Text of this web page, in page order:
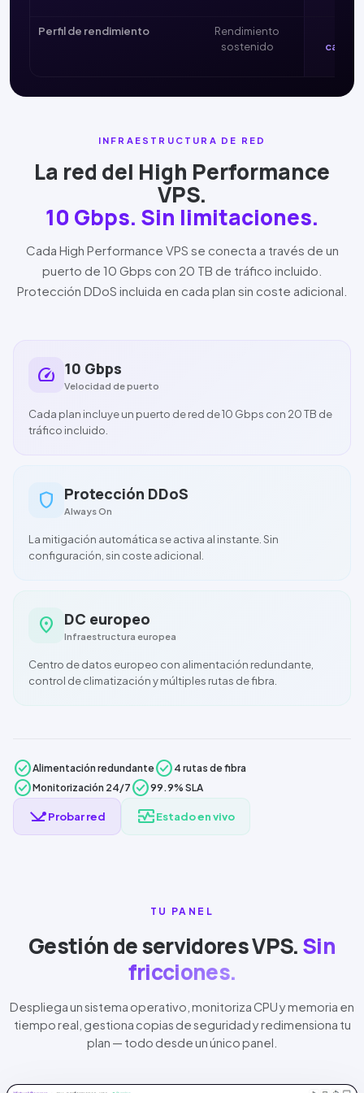
Perfil de rendimiento
Rendimiento
sostenido
INFRAESTRUCTURA DE RED
La red del High Performance
VPS.
10 Gbps. Sin limitaciones.
Cada High Performance VPS se conecta a través de un
puerto de 10 Gbps con 20 TB de tráfico incluido.
Protección DDoS incluida en cada plan sin coste adicional.
speed 10 Gbps
Velocidad de puerto
Cada plan incluye un puerto de red de10 Gbps con 20 TB de
tráfico incluido.
shield Protección DDoS
Always On
La mitigación automática se activa al instante. Sin
configuración, sin coste adicional.
location_on DC europeo
Infraestructura europea
Centro de datos europeo con alimentación redundante,
control de climatización y múltiples rutas de fibra.
check_circleAlimentación redundantecheck_circle 4 rutas de fibra
check_circleMonitorización 24/7 check_circle99.9% SLA
network_pingProbar red monitor_heartEstado en vivo
TU PANEL
Gestión de servidores VPS.Sin
fricciones.
Despliega un sistema operativo, monitoriza CPU y memoria en
tiempo real, gestiona copias de seguridad y redimensiona tu
plan — todo desde un único panel.